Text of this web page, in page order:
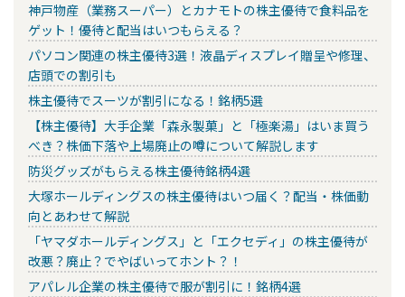
神戸物産（業務スーパー）とカナモトの株主優待で食料品を
ゲット！優待と配当はいつもらえる？
パソコン関連の株主優待3選！液晶ディスプレイ贈呈や修理、
店頭での割引も
株主優待でスーツが割引になる！銘柄5選
【株主優待】大手企業「森永製菓」と「極楽湯」はいま買う
べき？株価下落や上場廃止の噂について解説します
防災グッズがもらえる株主優待銘柄4選
大塚ホールディングスの株主優待はいつ届く？配当・株価動
向とあわせて解説
「ヤマダホールディングス」と「エクセディ」の株主優待が
改悪？廃止？でやばいってホント？！
アパレル企業の株主優待で服が割引に！銘柄4選